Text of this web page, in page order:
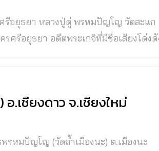
เชียงดาว จ.เชียงใหม่
รหมปัญโญ (วัดถ้ำเมืองนะ) ต.เมืองนะ